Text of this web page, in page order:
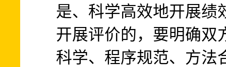
是、科学高效地开展绩
开展评价的，要明确双
科学、程序规范、方法